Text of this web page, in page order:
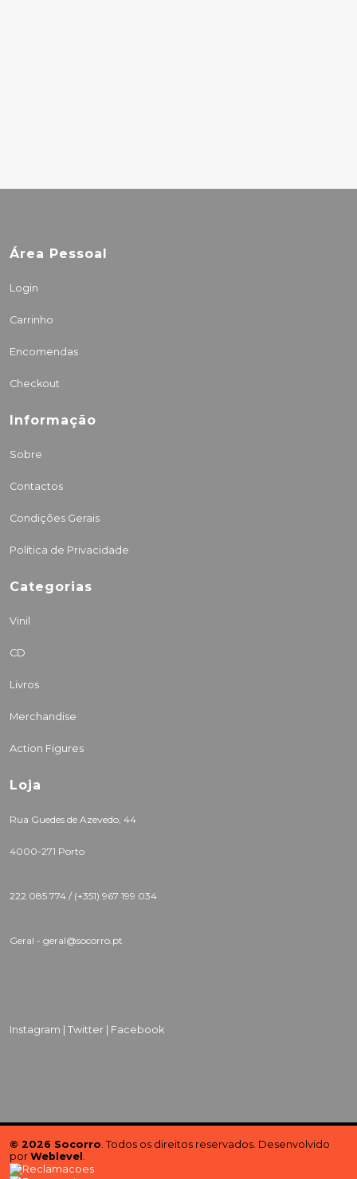
Área Pessoal
Login
Carrinho
Encomendas
Checkout
Informação
Sobre
Contactos
Condições Gerais
Política de Privacidade
Categorias
Vinil
CD
Livros
Merchandise
Action Figures
Loja
Rua Guedes de Azevedo, 44
4000-271 Porto
222 085 774 / (+351) 967 199 034
Geral - geral@socorro.pt
Instagram | Twitter | Facebook
© 2026 Socorro. Todos os direitos reservados. Desenvolvido
por Weblevel .